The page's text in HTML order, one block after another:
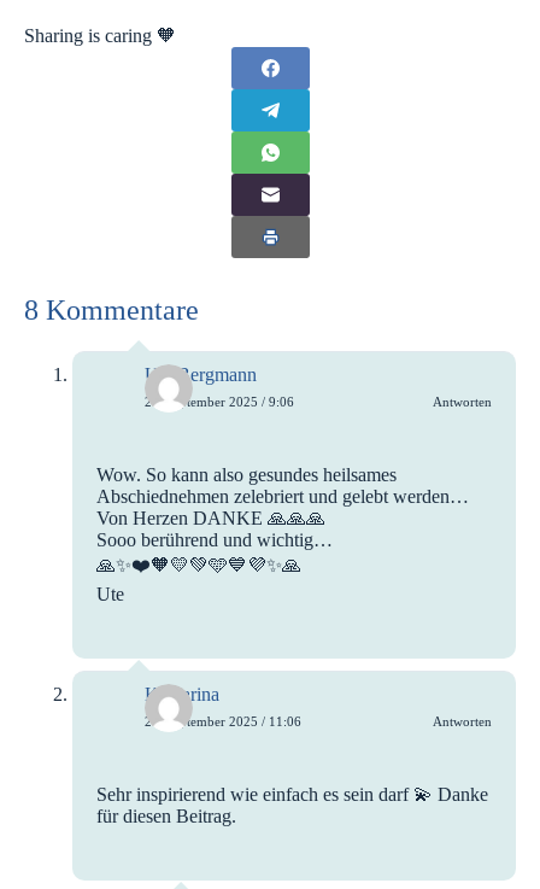
Sharing is caring 🧡
8 Kommentare
Ute Bergmann
24. September 2025 / 9:06 Antworten
Wow. So kann also gesundes heilsames
Abschiednehmen zelebriert und gelebt werden…
Von Herzen DANKE 🙏🙏🙏
Sooo berührend und wichtig…
🙏✨️❤️🧡💛💚🩵💙💜✨️🙏
Ute
Katharina
24. September 2025 / 11:06 Antworten
Sehr inspirierend wie einfach es sein darf 💫 Danke
für diesen Beitrag.